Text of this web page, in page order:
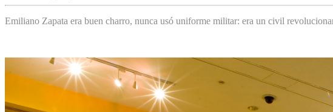
Emiliano Zapata era buen charro, nunca usó uniforme militar: era un civil